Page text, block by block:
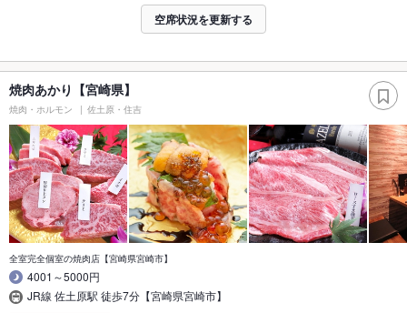
空席状況を更新する
焼肉あかり【宮崎県】
焼肉・ホルモン 佐土原・住吉
全室完全個室の焼肉店【宮崎県宮崎市】
4001～5000円
JR線 佐土原駅 徒歩7分【宮崎県宮崎市】